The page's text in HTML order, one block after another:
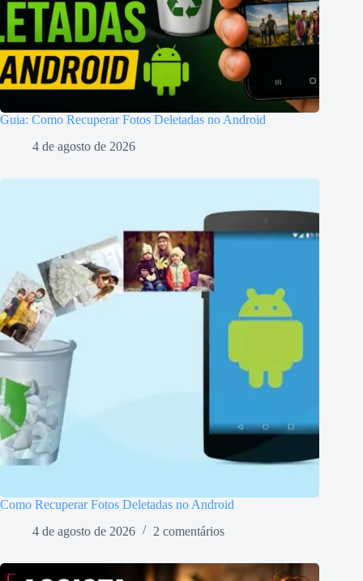
Guia: Como Recuperar Fotos Deletadas no Android
4 de agosto de 2026
Como Recuperar Fotos Deletadas no Android
4 de agosto de 2026
2 comentários